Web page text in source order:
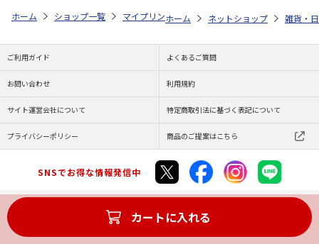
カートに入れる
ホーム ショップ一覧 マイプリント シルエットプレート【パグ（
ホーム ネットショップ 雑貨・
ご利用ガイド よくあるご質問
お問い合わせ 利用規約
サイト運営会社について 特定商取引法に基づく表記について
プライバシーポリシー 商品のご提案はこちら
SNSでお得な情報発信中